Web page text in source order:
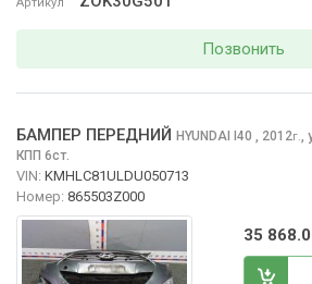
Артикул
Позвонить
БАМПЕР ПЕРЕДНИЙ HYUNDAI I40 , 2012г.,
КПП 6ст.
VIN: KMHLC81ULDU050713
Номер: 865503Z000
35